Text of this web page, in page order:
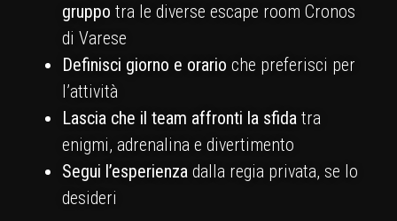
gruppo tra le diverse escape room Cronos
di Varese
Definisci giorno e orario che preferisci per
l’attività
Lascia che il team affronti la sfida tra
enigmi, adrenalina e divertimento
Segui l’esperienza dalla regia privata, se lo
desideri